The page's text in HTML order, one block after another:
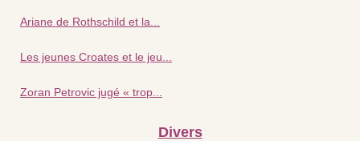
Ariane de Rothschild et la...
Les jeunes Croates et le jeu...
Zoran Petrovic jugé « trop...
Divers